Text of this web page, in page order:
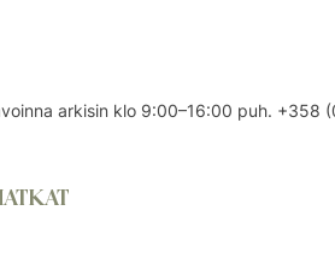
arkisin klo 9:00–16:00 puh. +358